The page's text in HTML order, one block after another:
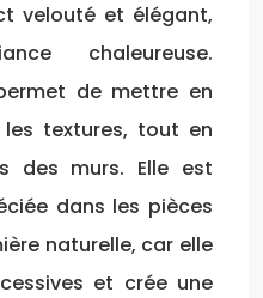
velouté et élégant,
chaleureuse.
de mettre en
textures, tout en
des murs. Elle est
dans les pièces
naturelle, car elle
et crée une